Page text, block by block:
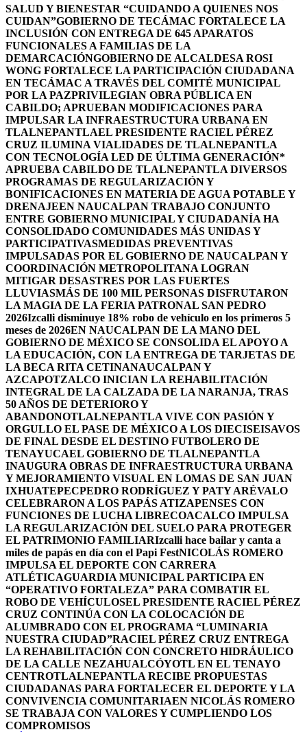
SALUD Y BIENESTAR “CUIDANDO A QUIENES NOS
CUIDAN”GOBIERNO DE TECÁMAC FORTALECE LA
INCLUSIÓN CON ENTREGA DE 645 APARATOS
FUNCIONALES A FAMILIAS DE LA
DEMARCACIÓNGOBIERNO DE ALCALDESA ROSI
WONG FORTALECE LA PARTICIPACIÓN CIUDADANA
EN TECÁMAC A TRAVÉS DEL COMITÉ MUNICIPAL
POR LA PAZPRIVILEGIAN OBRA PÚBLICA EN
CABILDO; APRUEBAN MODIFICACIONES PARA
IMPULSAR LA INFRAESTRUCTURA URBANA EN
TLALNEPANTLAEL PRESIDENTE RACIEL PÉREZ
CRUZ ILUMINA VIALIDADES DE TLALNEPANTLA
CON TECNOLOGÍA LED DE ÚLTIMA GENERACIÓN*
APRUEBA CABILDO DE TLALNEPANTLA DIVERSOS
PROGRAMAS DE REGULARIZACIÓN Y
BONIFICACIONES EN MATERIA DE AGUA POTABLE Y
DRENAJEEN NAUCALPAN TRABAJO CONJUNTO
ENTRE GOBIERNO MUNICIPAL Y CIUDADANÍA HA
CONSOLIDADO COMUNIDADES MÁS UNIDAS Y
PARTICIPATIVASMEDIDAS PREVENTIVAS
IMPULSADAS POR EL GOBIERNO DE NAUCALPAN Y
COORDINACIÓN METROPOLITANA LOGRAN
MITIGAR DESASTRES POR LAS FUERTES
LLUVIASMÁS DE 100 MIL PERSONAS DISFRUTARON
LA MAGIA DE LA FERIA PATRONAL SAN PEDRO
2026Izcalli disminuye 18% robo de vehículo en los primeros 5
meses de 2026EN NAUCALPAN DE LA MANO DEL
GOBIERNO DE MÉXICO SE CONSOLIDA EL APOYO A
LA EDUCACIÓN, CON LA ENTREGA DE TARJETAS DE
LA BECA RITA CETINANAUCALPAN Y
AZCAPOTZALCO INICIAN LA REHABILITACIÓN
INTEGRAL DE LA CALZADA DE LA NARANJA, TRAS
50 AÑOS DE DETERIORO Y
ABANDONOTLALNEPANTLA VIVE CON PASIÓN Y
ORGULLO EL PASE DE MÉXICO A LOS DIECISEISAVOS
DE FINAL DESDE EL DESTINO FUTBOLERO DE
TENAYUCAEL GOBIERNO DE TLALNEPANTLA
INAUGURA OBRAS DE INFRAESTRUCTURA URBANA
Y MEJORAMIENTO VISUAL EN LOMAS DE SAN JUAN
IXHUATEPECPEDRO RODRÍGUEZ Y PATY ARÉVALO
CELEBRARON A LOS PAPÁS ATIZAPENSES CON
FUNCIONES DE LUCHA LIBRECOACALCO IMPULSA
LA REGULARIZACIÓN DEL SUELO PARA PROTEGER
EL PATRIMONIO FAMILIARIzcalli hace bailar y canta a
miles de papás en día con el Papi FestNICOLÁS ROMERO
IMPULSA EL DEPORTE CON CARRERA
ATLÉTICAGUARDIA MUNICIPAL PARTICIPA EN
“OPERATIVO FORTALEZA” PARA COMBATIR EL
ROBO DE VEHÍCULOSEL PRESIDENTE RACIEL PÉREZ
CRUZ CONTINÚA CON LA COLOCACIÓN DE
ALUMBRADO CON EL PROGRAMA “LUMINARIA
NUESTRA CIUDAD”RACIEL PÉREZ CRUZ ENTREGA
LA REHABILITACIÓN CON CONCRETO HIDRÁULICO
DE LA CALLE NEZAHUALCÓYOTL EN EL TENAYO
CENTROTLALNEPANTLA RECIBE PROPUESTAS
CIUDADANAS PARA FORTALECER EL DEPORTE Y LA
CONVIVENCIA COMUNITARIAEN NICOLÁS ROMERO
SE TRABAJA CON VALORES Y CUMPLIENDO LOS
COMPROMISOS